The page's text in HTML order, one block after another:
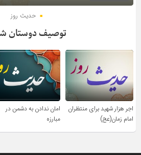
حدیث روز
توصیف دوستان
اجر هزار شهید برای منتظران
امام زمان(عج)
امان ندادن به دشمن در
مبارزه